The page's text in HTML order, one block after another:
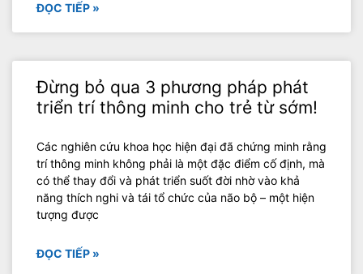
ĐỌC TIẾP »
Đừng bỏ qua 3 phương pháp phát
triển trí thông minh cho trẻ từ sớm!
Các nghiên cứu khoa học hiện đại đã chứng minh rằng
trí thông minh không phải là một đặc điểm cố định, mà
có thể thay đổi và phát triển suốt đời nhờ vào khả
năng thích nghi và tái tổ chức của não bộ – một hiện
tượng được
ĐỌC TIẾP »